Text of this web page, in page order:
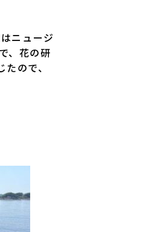
ニュージ
、花の研
ので、